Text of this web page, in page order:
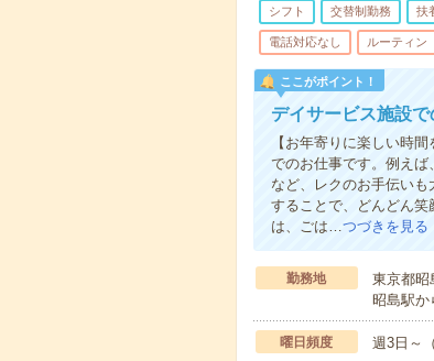
シフト 交替制勤務 扶
電話対応なし ルーティン
ここがポイント！
デイサービス施設
【お年寄りに楽しい時
でのお仕事です。例え
など、レクのお手伝い
することで、どんどん
は、ごは…つづきを見る
勤務地
東京都昭
昭島駅か
曜日頻度 週3日～